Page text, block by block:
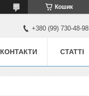
Кошик
+380 (99) 730-48-98
КОНТАКТИ СТАТТІ